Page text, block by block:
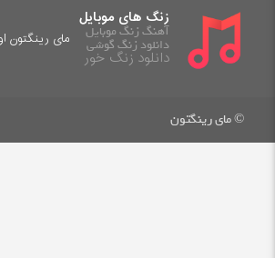
زنگ های موبایل
آهنگ زنگ موبایل
دانلود زنگ گوشی
دانلود زنگ خور
مای رینگتون
© مای رینگتون